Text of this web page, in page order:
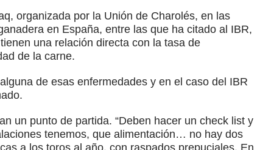
organizada por la Unión de Charolés, en las
en España, entre las que ha citado al IBR,
una relación directa con la tasa de
de la carne.
de esas enfermedades y en el caso del IBR
un punto de partida. “Deben hacer un check list y
tenemos, que alimentación… no hay dos